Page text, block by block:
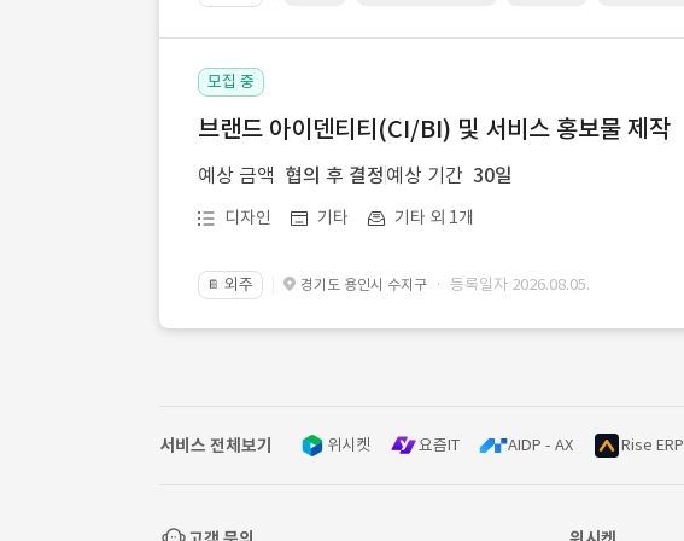
모집 중
브랜드 아이덴티티(CI/BI) 및 서비스 홍보물 제작
예상 금액 협의 후 결정 예상 기간 30일
디자인 기타 기타 외 1개
📔 외주 경기도 용인시 수지구 · 등록일자 2026.08.05.
서비스 전체보기 위시켓 요즘IT AIDP - AX Rise ERP